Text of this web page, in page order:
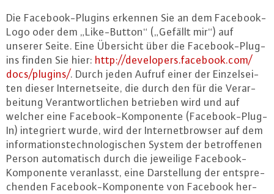
Die Face­book-Plug­ins erkennen Sie an dem Face­book-
Lo­go oder dem „Li­ke-But­ton“ („Gefällt mir“) auf
unserer Seite. Eine Übersicht über die Face­book-Plug­
ins finden Sie hier: http://​developers.​facebook.​com/​
docs/​plugins/. Durch jeden Aufruf einer der Ein­zel­sei­
ten dieser In­ter­net­sei­te, die durch den für die Ver­ar­
bei­tung Ver­ant­wort­li­chen betrieben wird und auf
welcher eine Face­book-Kom­po­nen­te (Face­book-Plug-
In) in­te­griert wurde, wird der In­ter­net­brow­ser auf dem
in­for­ma­ti­ons­tech­no­lo­gi­schen System der be­trof­fe­nen
Person au­to­ma­tisch durch die jeweilige Face­book-
Kom­po­nen­te ver­an­lasst, eine Dar­stel­lung der ent­spre­
chen­den Face­book-Kom­po­nen­te von Facebook her­